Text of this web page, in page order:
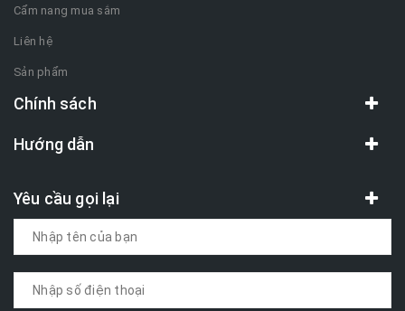
Cẩm nang mua sắm
Liên hệ
Sản phẩm
Chính sách
Hướng dẫn
Yêu cầu gọi lại